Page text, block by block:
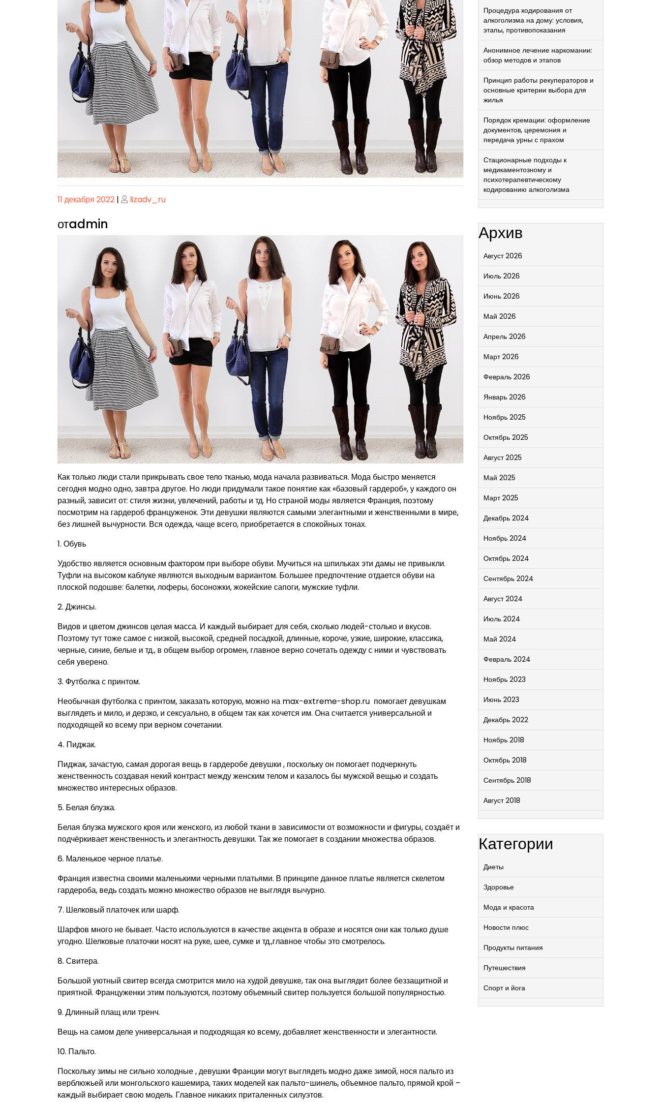
Опубликовано
11 декабря 2022 | Опубликовано
lizadv_ru
отadmin
Как только люди стали прикрывать свое тело тканью, мода начала развиваться. Мода быстро меняется
сегодня модно одно, завтра другое. Но люди придумали такое понятие как «базовый гардероб», у каждого он
разный, зависит от: стиля жизни, увлечений, работы и тд. Но страной моды является Франция, поэтому
посмотрим на гардероб француженок. Эти девушки являются самыми элегантными и женственными в мире,
без лишней вычурности. Вся одежда, чаще всего, приобретается в спокойных тонах.
1. Обувь
Удобство является основным фактором при выборе обуви. Мучиться на шпильках эти дамы не привыкли.
Туфли на высоком каблуке являются выходным вариантом. Большее предпочтение отдается обуви на
плоской подошве: балетки, лоферы, босоножки, жокейские сапоги, мужские туфли.
2. Джинсы.
Видов и цветом джинсов целая масса. И каждый выбирает для себя, сколько людей-столько и вкусов.
Поэтому тут тоже самое с низкой, высокой, средней посадкой, длинные, короче, узкие, широкие, классика,
черные, синие, белые и тд., в общем выбор огромен, главное верно сочетать одежду с ними и чувствовать
себя уверено.
3. Футболка с принтом.
Необычная футболка с принтом, заказать которую, можно на max-extreme-shop.ru помогает девушкам
выглядеть и мило, и дерзко, и сексуально, в общем так как хочется им. Она считается универсальной и
подходящей ко всему при верном сочетании.
4. Пиджак.
Пиджак, зачастую, самая дорогая вещь в гардеробе девушки , поскольку он помогает подчеркнуть
женственность создавая некий контраст между женским телом и казалось бы мужской вещью и создать
множество интересных образов.
5. Белая блузка.
Белая блузка мужского кроя или женского, из любой ткани в зависимости от возможности и фигуры, создаёт и
подчёркивает женственность и элегантность девушки. Так же помогает в создании множества образов.
6. Маленькое черное платье.
Франция известна своими маленькими черными платьями. В принципе данное платье является скелетом
гардероба, ведь создать можно множество образов не выглядя вычурно.
7. Шелковый платочек или шарф.
Шарфов много не бывает. Часто используются в качестве акцента в образе и носятся они как только душе
угодно. Шелковые платочки носят на руке, шее, сумке и тд.,главное чтобы это смотрелось.
8. Свитера.
Большой уютный свитер всегда смотрится мило на худой девушке, так она выглядит более беззащитной и
приятной. Француженки этим пользуются, поэтому объемный свитер пользуется большой популярностью.
9. Длинный плащ или тренч.
Вещь на самом деле универсальная и подходящая ко всему, добавляет женственности и элегантности.
10. Пальто.
Поскольку зимы не сильно холодные , девушки Франции могут выглядеть модно даже зимой, нося пальто из
верблюжьей или монгольского кашемира, таких моделей как пальто-шинель, объемное пальто, прямой крой –
каждый выбирает свою модель. Главное никаких приталенных силуэтов.
Процедура кодирования от
алкоголизма на дому: условия,
этапы, противопоказания
Анонимное лечение наркомании:
обзор методов и этапов
Принцип работы рекуператоров и
основные критерии выбора для
жилья
Порядок кремации: оформление
документов, церемония и
передача урны с прахом
Стационарные подходы к
медикаментозному и
психотерапевтическому
кодированию алкоголизма
Архив
Август 2026
Июль 2026
Июнь 2026
Май 2026
Апрель 2026
Март 2026
Февраль 2026
Январь 2026
Ноябрь 2025
Октябрь 2025
Август 2025
Май 2025
Март 2025
Декабрь 2024
Ноябрь 2024
Октябрь 2024
Сентябрь 2024
Август 2024
Июль 2024
Май 2024
Февраль 2024
Ноябрь 2023
Июнь 2023
Декабрь 2022
Ноябрь 2018
Октябрь 2018
Сентябрь 2018
Август 2018
Категории
Диеты
Здоровье
Мода и красота
Новости плюс
Продукты питания
Путешествия
Спорт и йога